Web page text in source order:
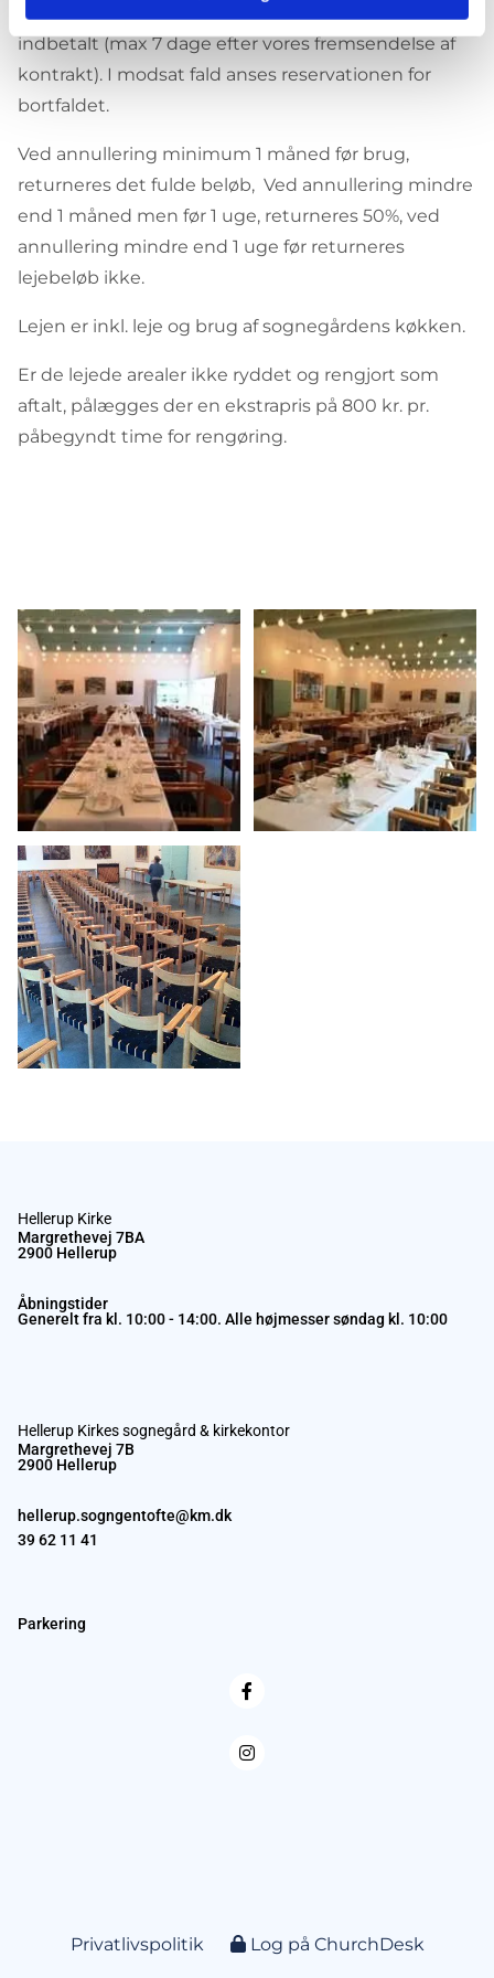
Reservation anses for gyldig, når lejen er rettidigt
indbetalt (max 7 dage efter vores fremsendelse af
kontrakt). I modsat fald anses reservationen for
bortfaldet.
Ved annullering minimum 1 måned før brug,
returneres det fulde beløb, Ved annullering mindre
end 1 måned men før 1 uge, returneres 50%, ved
annullering mindre end 1 uge før returneres
lejebeløb ikke.
Lejen er inkl. leje og brug af sognegårdens køkken.
Er de lejede arealer ikke ryddet og rengjort som
aftalt, pålægges der en ekstrapris på 800 kr. pr.
påbegyndt time for rengøring.
Hellerup Kirke
Margrethevej 7BA
2900 Hellerup
Åbningstider
Generelt fra kl. 10:00 - 14:00. Alle højmesser søndag kl. 10:00
Hellerup Kirkes sognegård & kirkekontor
Margrethevej 7B
2900 Hellerup
hellerup.sogngentofte@km.dk
39 62 11 41
Parkering
Privatlivspolitik Log på ChurchDesk